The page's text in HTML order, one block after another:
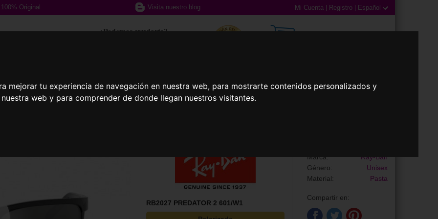
mejorar tu experiencia de navegación en nuestra web, para mostrarte contenidos personalizados y
web y para comprender de donde llegan nuestros visitantes.
100% Original Visita nuestro blog Mi Cuenta Registro Español
¿Podemos ayudarte?
Graduadas Gafas Deportivas Lentillas
RB2027 PREDATOR 2 601/W1
Marca:
Ray-Ban
Género:
Unisex
Material:
Pasta
Compartir en: